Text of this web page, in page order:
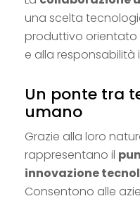
una scelta
produttivo orientato
e alla responsabilità
Un ponte tra
umano
Grazie alla loro
rappresentano il
innovazione
Consentono alle